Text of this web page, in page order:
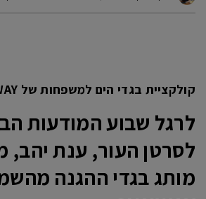
קולקציית בגדי הים למשפחות של SUNWAY צילום יחצ
לרגל שבוע המודעות
לסרטן העור, ענת יהב,
מותג בגדי ההגנה